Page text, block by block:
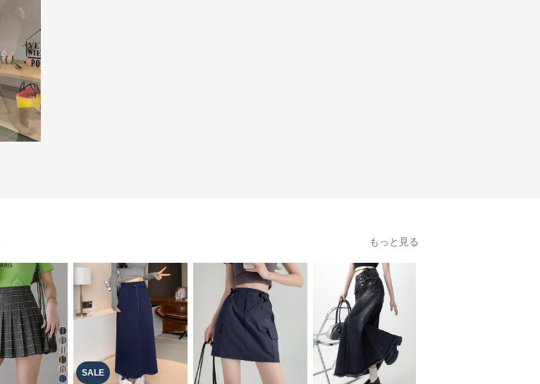
もっと見る
SALE